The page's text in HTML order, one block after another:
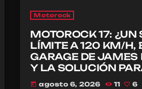
Motorock
MOTOROCK 17: ¿UN
LÍMITE A 120 KM/H,
GARAGE DE JAMES
Y LA SOLUCIÓN
CASCO?
today agosto 6, 2026 11 6